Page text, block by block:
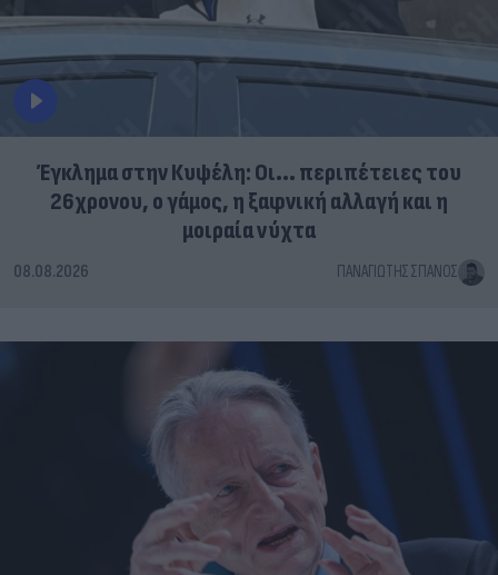
Έγκλημα στην Κυψέλη: Οι... περιπέτειες του
26χρονου, ο γάμος, η ξαφνική αλλαγή και η
μοιραία νύχτα
08.08.2026 ΠΑΝΑΓΙΏΤΗΣ ΣΠΑΝΌΣ